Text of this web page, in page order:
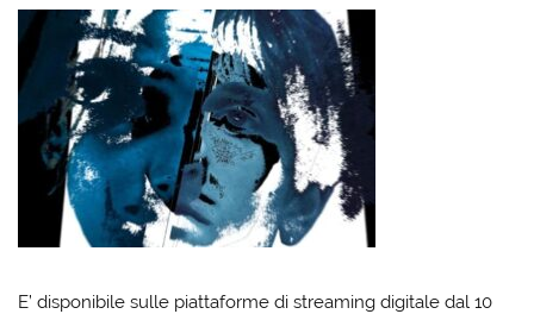
E’ disponibile sulle piattaforme di streaming digitale dal 10